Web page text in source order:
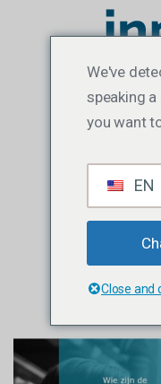
We've
speaking
you want
EN
Close and